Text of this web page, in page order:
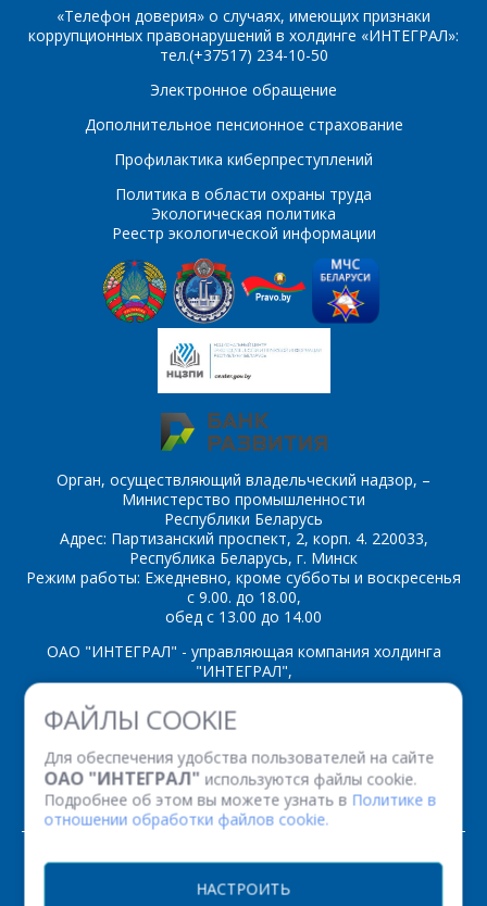
ФАЙЛЫ COOKIE
Для обеспечения удобства пользователей на сайте
ОАО "ИНТЕГРАЛ" используются файлы cookie.
Подробнее об этом вы можете узнать в Политике в
отношении обработки файлов cookie.
НАСТРОИТЬ
«Телефон доверия» о случаях, имеющих признаки
коррупционных правонарушений в холдинге «ИНТЕГРАЛ»:
тел.(+37517) 234-10-50
Электронное обращение
Дополнительное пенсионное страхование
Профилактика киберпреступлений
Политика в области охраны труда
Экологическая политика
Реестр экологической информации
Орган, осуществляющий владельческий надзор, –
Министерство промышленности
Республики Беларусь
Адрес: Партизанский проспект, 2, корп. 4. 220033,
Республика Беларусь, г. Минск
Режим работы: Ежедневно, кроме субботы и воскресенья
с 9.00. до 18.00,
обед с 13.00 до 14.00
ОАО "ИНТЕГРАЛ" - управляющая компания холдинга
"ИНТЕГРАЛ",
ул. Казинца И.П., д.121А, комната 327, г. Минск, 220108,
Республика Беларусь
Факс: (+375 17) 338 12 94 УНП 100386629
Рег. номер 100386629 от 01.08.2013 г.
© 2026. Все права защищены.
Комментарий*
- обязательные
поля
ОТПРАВИТЬ
Я согласен на
обработку
персональных данных*
* - обязательные
поля
ОТПРАВИТЬ